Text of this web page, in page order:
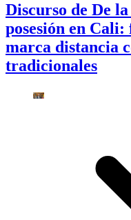
Discurso de De
posesión en
marca distancia
tradicionales